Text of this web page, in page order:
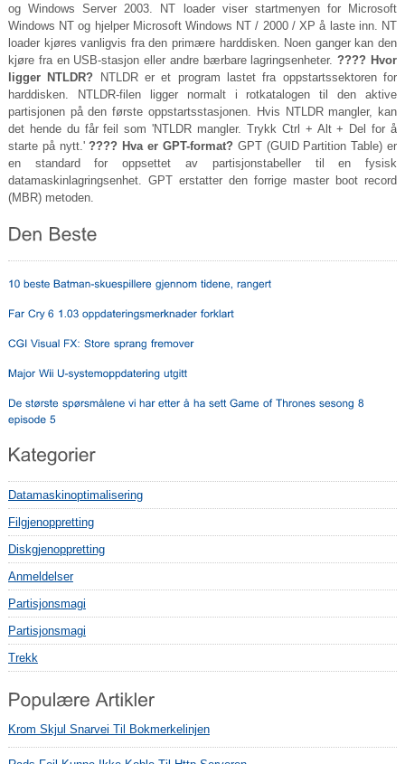
og Windows Server 2003. NT loader viser startmenyen for Microsoft
Windows NT og hjelper Microsoft Windows NT / 2000 / XP å laste inn. NT
loader kjøres vanligvis fra den primære harddisken. Noen ganger kan den
kjøre fra en USB-stasjon eller andre bærbare lagringsenheter.???? Hvor
ligger NTLDR? NTLDR er et program lastet fra oppstartssektoren for
harddisken. NTLDR-filen ligger normalt i rotkatalogen til den aktive
partisjonen på den første oppstartsstasjonen. Hvis NTLDR mangler, kan
det hende du får feil som 'NTLDR mangler. Trykk Ctrl + Alt + Del for å
starte på nytt.'???? Hva er GPT-format? GPT (GUID Partition Table) er
en standard for oppsettet av partisjonstabeller til en fysisk
datamaskinlagringsenhet. GPT erstatter den forrige master boot record
(MBR) metoden.
Datamaskinoptimalisering
Filgjenoppretting
Diskgjenoppretting
Anmeldelser
Partisjonsmagi
Partisjonsmagi
Trekk
Krom Skjul Snarvei Til Bokmerkelinjen